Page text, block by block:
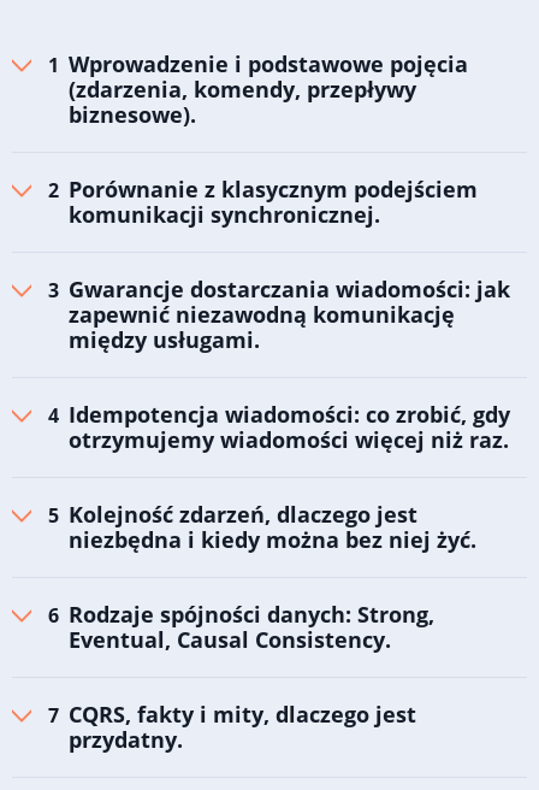
Wprowadzenie i podstawowe pojęcia
(zdarzenia, komendy, przepływy
biznesowe).
Porównanie z klasycznym podejściem
komunikacji synchronicznej.
Gwarancje dostarczania wiadomości: jak
zapewnić niezawodną komunikację
między usługami.
Idempotencja wiadomości: co zrobić, gdy
otrzymujemy wiadomości więcej niż raz.
Kolejność zdarzeń, dlaczego jest
niezbędna i kiedy można bez niej żyć.
Rodzaje spójności danych: Strong,
Eventual, Causal Consistency.
CQRS, fakty i mity, dlaczego jest
przydatny.